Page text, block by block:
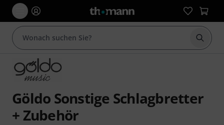
Suche
Göldo Sonstige Schlagbretter
+ Zubehör